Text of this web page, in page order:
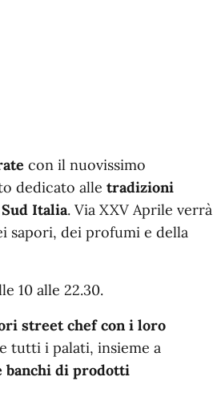
con il nuovissimo
dedicato alle tradizioni
Italia. Via XXV Aprile verrà
sapori, dei profumi e della
10 alle 22.30.
street chef con i loro
tutti i palati, insieme a
banchi di prodotti